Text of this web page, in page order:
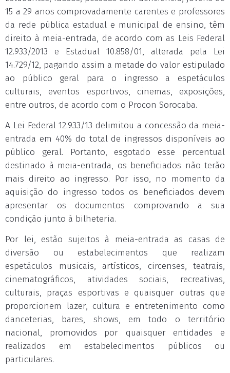
15 a 29 anos comprovadamente carentes e professores
da rede pública estadual e municipal de ensino, têm
direito à meia-entrada, de acordo com as Leis Federal
12.933/2013 e Estadual 10.858/01, alterada pela Lei
14.729/12, pagando assim a metade do valor estipulado
ao público geral para o ingresso a espetáculos
culturais, eventos esportivos, cinemas, exposições,
entre outros, de acordo com o Procon Sorocaba.
A Lei Federal 12.933/13 delimitou a concessão da meia-
entrada em 40% do total de ingressos disponíveis ao
público geral. Portanto, esgotado esse percentual
destinado à meia-entrada, os beneficiados não terão
mais direito ao ingresso. Por isso, no momento da
aquisição do ingresso todos os beneficiados devem
apresentar os documentos comprovando a sua
condição junto à bilheteria.
Por lei, estão sujeitos à meia-entrada as casas de
diversão ou estabelecimentos que realizam
espetáculos musicais, artísticos, circenses, teatrais,
cinematográficos, atividades sociais, recreativas,
culturais, praças esportivas e quaisquer outras que
proporcionem lazer, cultura e entretenimento como
danceterias, bares, shows, em todo o território
nacional, promovidos por quaisquer entidades e
realizados em estabelecimentos públicos ou
particulares.